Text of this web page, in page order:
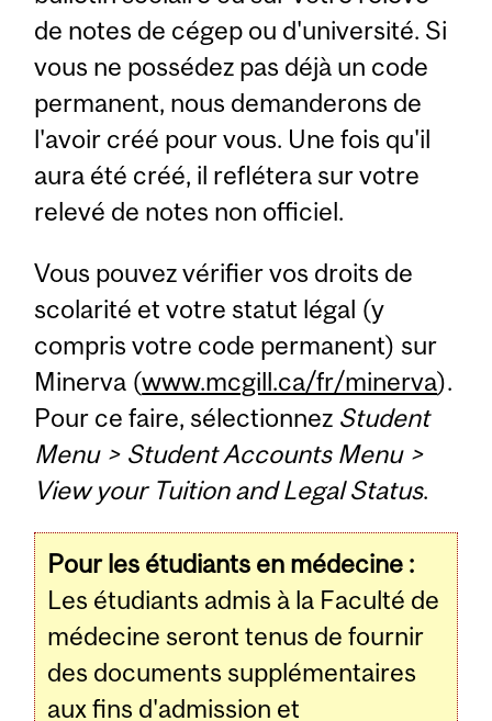
de notes de cégep ou d'université. Si
vous ne possédez pas déjà un code
permanent, nous demanderons de
l'avoir créé pour vous. Une fois qu'il
aura été créé, il reflétera sur votre
relevé de notes non officiel.
Vous pouvez vérifier vos droits de
scolarité et votre statut légal (y
compris votre code permanent) sur
Minerva (www.mcgill.ca/fr/minerva).
Pour ce faire, sélectionnez Student
Menu > Student Accounts Menu >
View your Tuition and Legal Status.
Pour les étudiants en médecine :
Les étudiants admis à la Faculté de
médecine seront tenus de fournir
des documents supplémentaires
aux fins d'admission et